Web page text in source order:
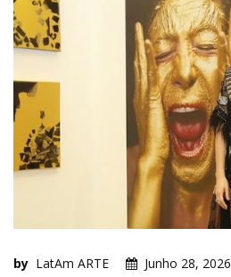
by LatAm ARTE Junho 28, 2026